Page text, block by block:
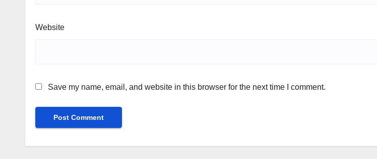
Website
Save my name, email, and website in this browser for the next time I comment.